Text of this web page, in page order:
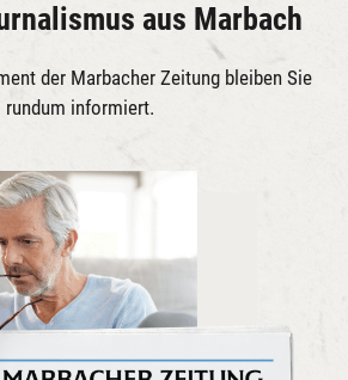
aus Marbach
der Marbacher Zeitung bleiben Sie
rundum informiert.